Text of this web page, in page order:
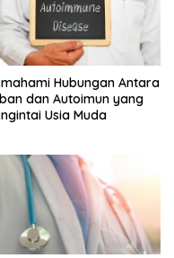
Hubungan Antara
dan Autoimun yang
Usia Muda